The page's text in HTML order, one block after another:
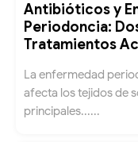
Antibióticos y
Periodoncia:
Tratamientos
La enfermedad
afecta los tejidos de
principales......